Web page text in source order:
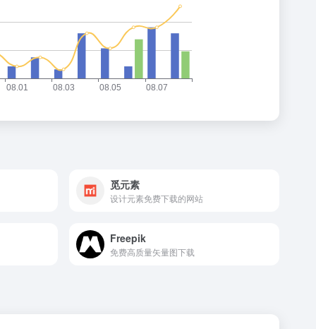
觅元素
设计元素免费下载的网站
Freepik
免费高质量矢量图下载